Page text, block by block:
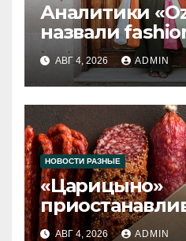
Аналитики
назвали
2026 года
АВГ 4, 2026 ADMIN
НОВОСТИ РАЗНЫЕ
«Царицыно»
продукции
АВГ 4, 2026 ADMIN